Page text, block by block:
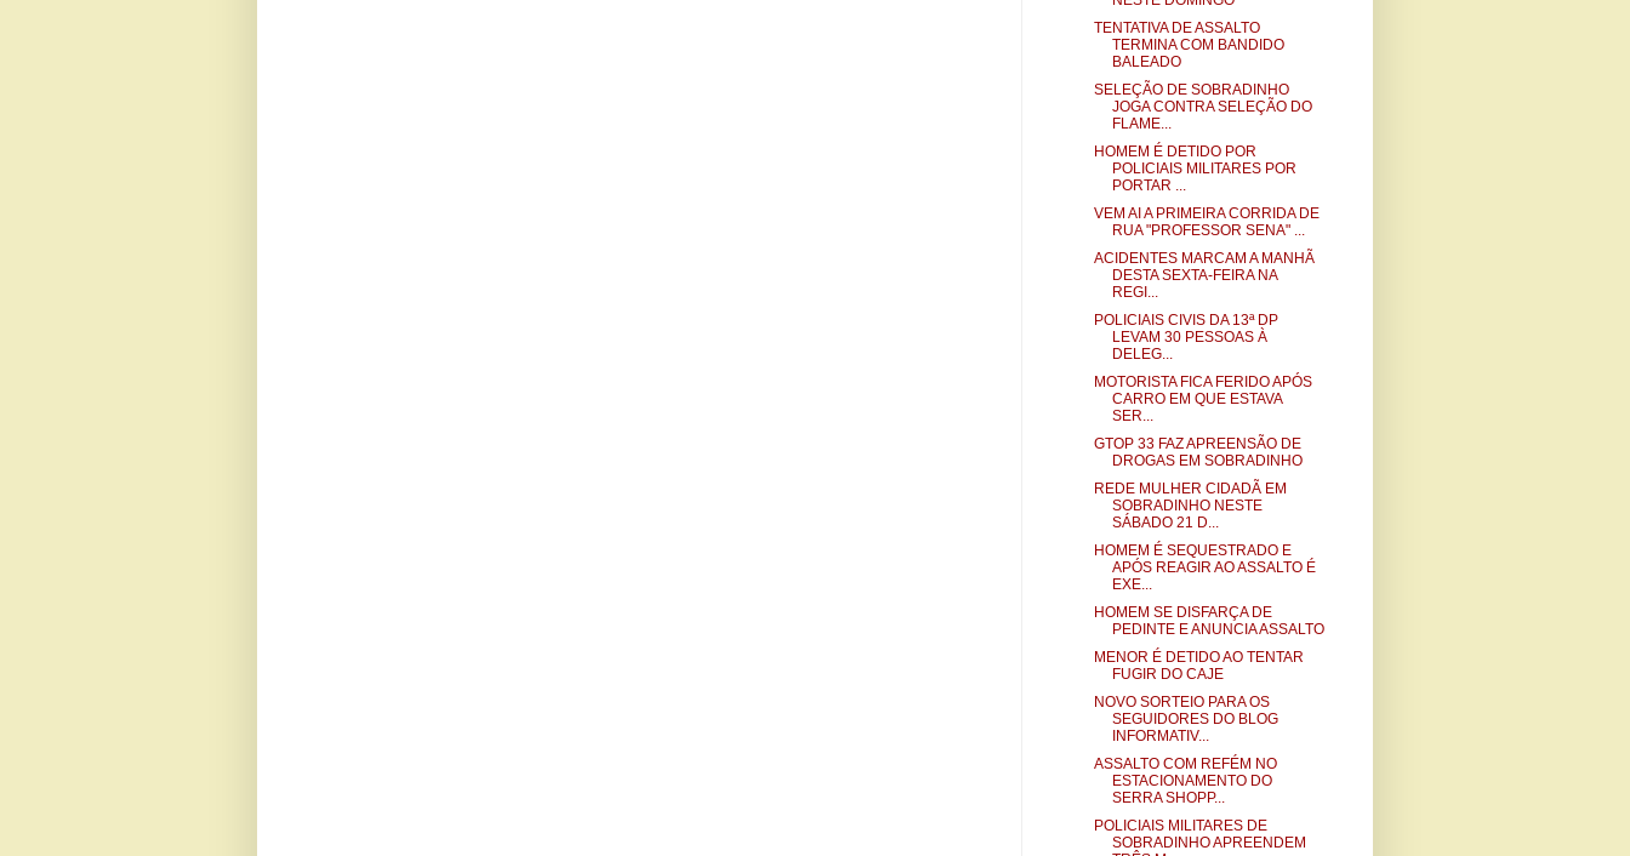
TENTATIVA DE ASSALTO
TERMINA COM BANDIDO
BALEADO
SELEÇÃO DE SOBRADINHO
JOGA CONTRA SELEÇÃO DO
FLAME...
HOMEM É DETIDO POR
POLICIAIS MILITARES POR
PORTAR ...
VEM AI A PRIMEIRA CORRIDA DE
RUA "PROFESSOR SENA" ...
ACIDENTES MARCAM A MANHÃ
DESTA SEXTA-FEIRA NA
REGI...
POLICIAIS CIVIS DA 13ª DP
LEVAM 30 PESSOAS À
DELEG...
MOTORISTA FICA FERIDO APÓS
CARRO EM QUE ESTAVA
SER...
GTOP 33 FAZ APREENSÃO DE
DROGAS EM SOBRADINHO
REDE MULHER CIDADÃ EM
SOBRADINHO NESTE
SÁBADO 21 D...
HOMEM É SEQUESTRADO E
APÓS REAGIR AO ASSALTO É
EXE...
HOMEM SE DISFARÇA DE
PEDINTE E ANUNCIA ASSALTO
MENOR É DETIDO AO TENTAR
FUGIR DO CAJE
NOVO SORTEIO PARA OS
SEGUIDORES DO BLOG
INFORMATIV...
ASSALTO COM REFÉM NO
ESTACIONAMENTO DO
SERRA SHOPP...
POLICIAIS MILITARES DE
SOBRADINHO APREENDEM